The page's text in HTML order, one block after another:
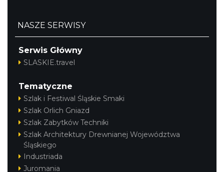
NASZE SERWISY
Serwis Główny
SLASKIE.travel
Tematyczne
Szlak i Festiwal Śląskie Smaki
Szlak Orlich Gniazd
Szlak Zabytków Techniki
Szlak Architektury Drewnianej Województwa
Śląskiego
Industriada
Juromania